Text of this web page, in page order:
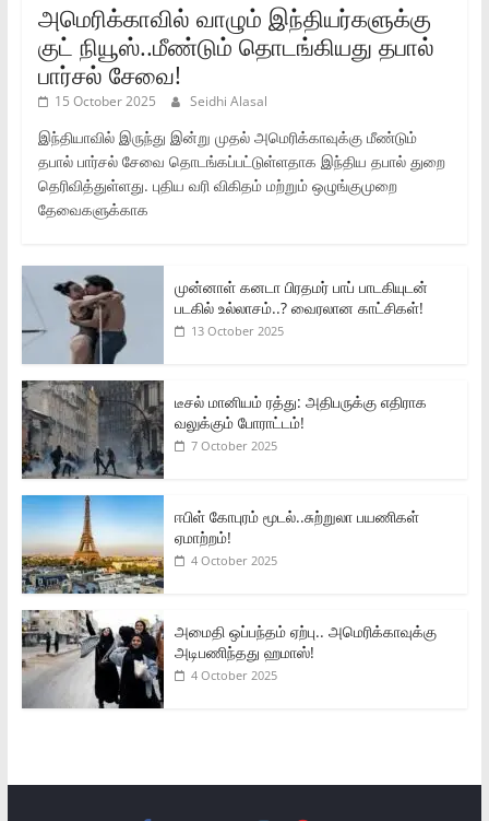
அமெரிக்காவில் வாழும் இந்தியர்களுக்கு
குட் நியூஸ்..மீண்டும் தொடங்கியது தபால்
பார்சல் சேவை!
15 October 2025 Seidhi Alasal
இந்தியாவில் இருந்து இன்று முதல் அமெரிக்காவுக்கு மீண்டும்
தபால் பார்சல் சேவை தொடங்கப்பட்டுள்ளதாக இந்திய தபால் துறை
தெரிவித்துள்ளது. புதிய வரி விகிதம் மற்றும் ஒழுங்குமுறை
தேவைகளுக்காக
முன்னாள் கனடா பிரதமர் பாப் பாடகியுடன்
படகில் உல்லாசம்..? வைரலான காட்சிகள்!
13 October 2025
டீசல் மானியம் ரத்து: அதிபருக்கு எதிராக
வலுக்கும் போராட்டம்!
7 October 2025
ஈபிள் கோபுரம் மூடல்..சுற்றுலா பயணிகள்
ஏமாற்றம்!
4 October 2025
அமைதி ஒப்பந்தம் ஏற்பு.. அமெரிக்காவுக்கு
அடிபணிந்தது ஹமாஸ்!
4 October 2025